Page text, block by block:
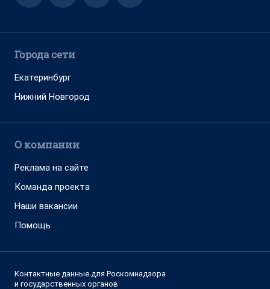
Города сети
Екатеринбург
Нижний Новгород
О компании
Реклама на сайте
Команда проекта
Наши вакансии
Помощь
Контактные данные для Роскомнадзора
и государственных органов